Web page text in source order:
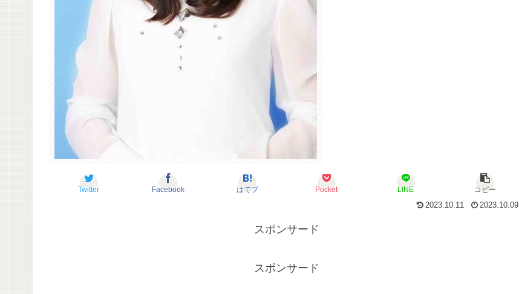
Twitter Facebook はてブ Pocket LINE
コピー
2023.10.11
2023.10.09
スポンサード
スポンサード